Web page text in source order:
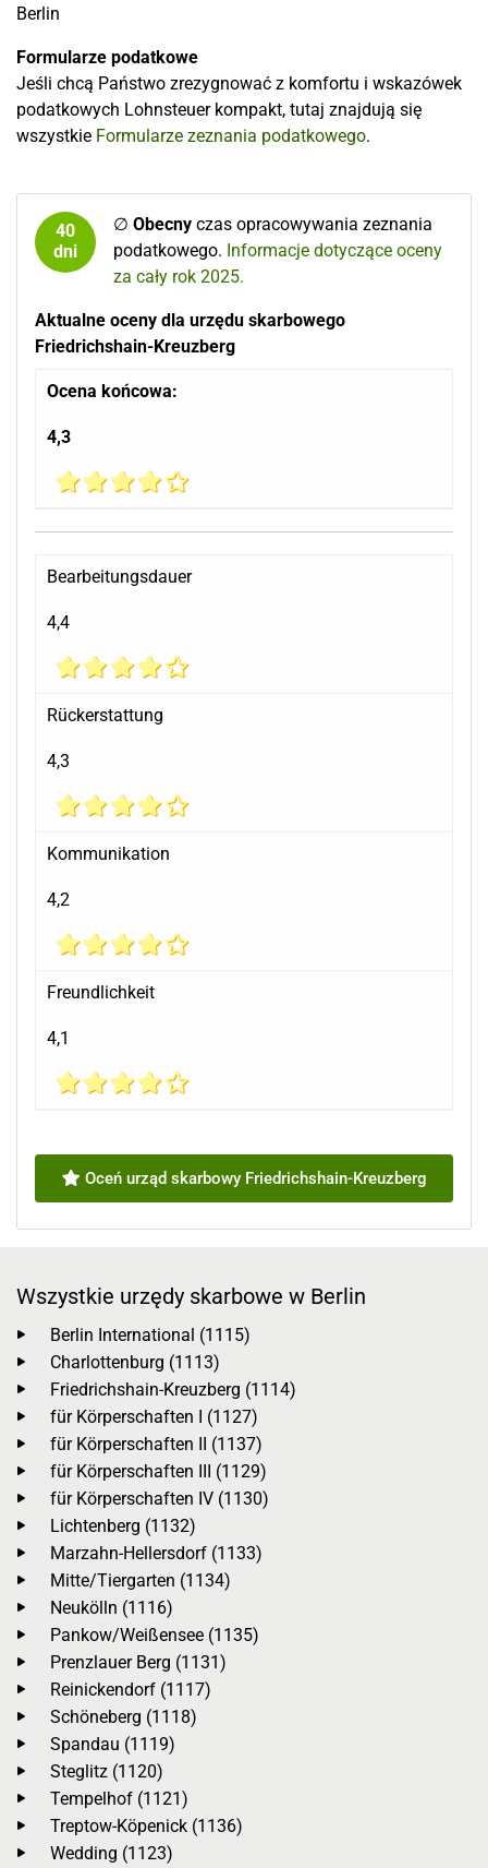
Berlin
Formularze podatkowe
Jeśli chcą Państwo zrezygnować z komfortu i wskazówek
podatkowych Lohnsteuer kompakt, tutaj znajdują się
wszystkie Formularze zeznania podatkowego.
40
dni
∅ Obecny czas opracowywania zeznania
podatkowego. Informacje dotyczące oceny
za cały rok 2025.
Aktualne oceny dla urzędu skarbowego
Friedrichshain-Kreuzberg
Ocena końcowa:
4,3
Bearbeitungsdauer
4,4
Rückerstattung
4,3
Kommunikation
4,2
Freundlichkeit
4,1
Oceń urząd skarbowy Friedrichshain-Kreuzberg
Wszystkie urzędy skarbowe w Berlin
Berlin International (1115)
Charlottenburg (1113)
Friedrichshain-Kreuzberg (1114)
für Körperschaften I (1127)
für Körperschaften II (1137)
für Körperschaften III (1129)
für Körperschaften IV (1130)
Lichtenberg (1132)
Marzahn-Hellersdorf (1133)
Mitte/Tiergarten (1134)
Neukölln (1116)
Pankow/Weißensee (1135)
Prenzlauer Berg (1131)
Reinickendorf (1117)
Schöneberg (1118)
Spandau (1119)
Steglitz (1120)
Tempelhof (1121)
Treptow-Köpenick (1136)
Wedding (1123)